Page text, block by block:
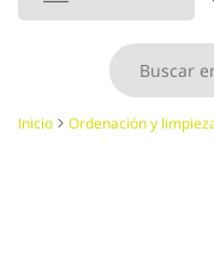
Inicio Ordenación y